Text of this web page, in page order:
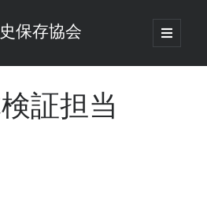
保存協会
open
primary
検索
証担当